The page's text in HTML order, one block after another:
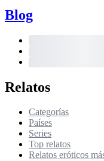
Blog
Relatos
Categorías
Países
Series
Top relatos
Relatos eróticos